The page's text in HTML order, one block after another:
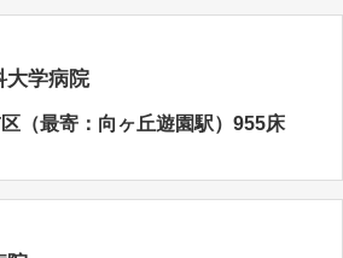
大学病院
（最寄：向ヶ丘遊園駅）955床